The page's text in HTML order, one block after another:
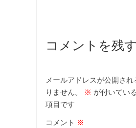
コメントを残す
メールアドレスが公開さ
りません。
※ が付いてい
項目です
コメント ※